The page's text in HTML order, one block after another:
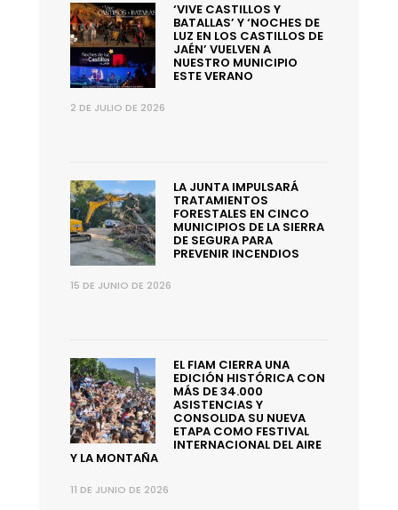
‘VIVE CASTILLOS Y
BATALLAS’ Y ‘NOCHES DE
LUZ EN LOS CASTILLOS DE
JAÉN’ VUELVEN A
NUESTRO MUNICIPIO
ESTE VERANO
2 DE JULIO DE 2026
LA JUNTA IMPULSARÁ
TRATAMIENTOS
FORESTALES EN CINCO
MUNICIPIOS DE LA SIERRA
DE SEGURA PARA
PREVENIR INCENDIOS
15 DE JUNIO DE 2026
EL FIAM CIERRA UNA
EDICIÓN HISTÓRICA CON
MÁS DE 34.000
ASISTENCIAS Y
CONSOLIDA SU NUEVA
ETAPA COMO FESTIVAL
INTERNACIONAL DEL AIRE
Y LA MONTAÑA
11 DE JUNIO DE 2026